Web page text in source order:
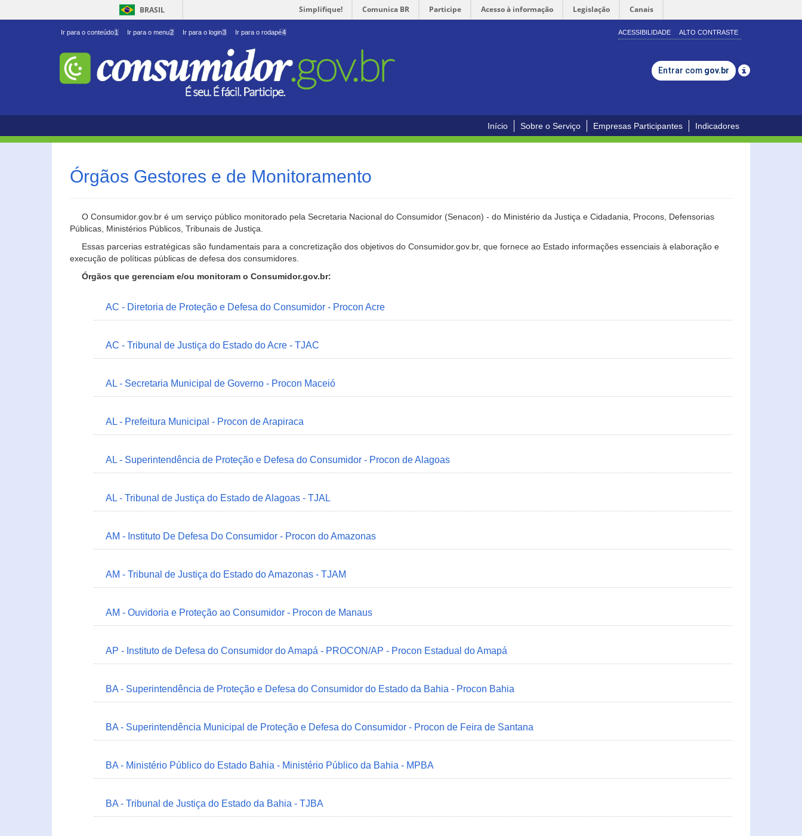
BRASIL Simplifique! Comunica BR Participe Acesso à informação Legislação Canais
Ir para o conteúdo1 Ir para o menu2 Ir para o login3 Ir para o rodapé4 ACESSIBILIDADE ALTO CONTRASTE
Entrar com gov.br
Início Sobre o Serviço Empresas Participantes Indicadores
Órgãos Gestores e de Monitoramento
O Consumidor.gov.br é um serviço público monitorado pela Secretaria Nacional do Consumidor (Senacon) - do Ministério da Justiça e Cidadania, Procons, Defensorias
Públicas, Ministérios Públicos, Tribunais de Justiça.
Essas parcerias estratégicas são fundamentais para a concretização dos objetivos do Consumidor.gov.br, que fornece ao Estado informações essenciais à elaboração e
execução de políticas públicas de defesa dos consumidores.
Órgãos que gerenciam e/ou monitoram o Consumidor.gov.br:
AC - Diretoria de Proteção e Defesa do Consumidor - Procon Acre
AC - Tribunal de Justiça do Estado do Acre - TJAC
AL - Secretaria Municipal de Governo - Procon Maceió
AL - Prefeitura Municipal - Procon de Arapiraca
AL - Superintendência de Proteção e Defesa do Consumidor - Procon de Alagoas
AL - Tribunal de Justiça do Estado de Alagoas - TJAL
AM - Instituto De Defesa Do Consumidor - Procon do Amazonas
AM - Tribunal de Justiça do Estado do Amazonas - TJAM
AM - Ouvidoria e Proteção ao Consumidor - Procon de Manaus
AP - Instituto de Defesa do Consumidor do Amapá - PROCON/AP - Procon Estadual do Amapá
BA - Superintendência de Proteção e Defesa do Consumidor do Estado da Bahia - Procon Bahia
BA - Superintendência Municipal de Proteção e Defesa do Consumidor - Procon de Feira de Santana
BA - Ministério Público do Estado Bahia - Ministério Público da Bahia - MPBA
BA - Tribunal de Justiça do Estado da Bahia - TJBA